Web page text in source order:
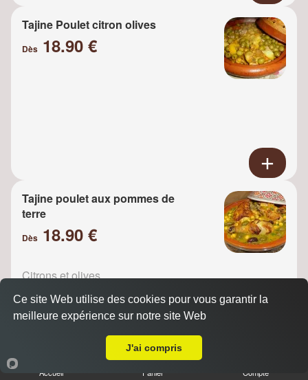
Tajine Poulet citron olives
Dès 18.90 €
Tajine poulet aux pommes de
terre
Dès 18.90 €
Citrons et olives
Tajine Poulet raisins
Accueil Panier Compte
Ce site Web utilise des cookies pour vous garantir la
meilleure expérience sur notre site Web
J'ai compris